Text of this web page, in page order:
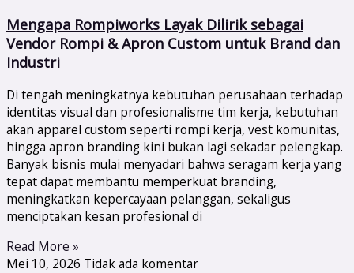
Mengapa Rompiworks Layak Dilirik sebagai
Vendor Rompi & Apron Custom untuk Brand dan
Industri
Di tengah meningkatnya kebutuhan perusahaan terhadap
identitas visual dan profesionalisme tim kerja, kebutuhan
akan apparel custom seperti rompi kerja, vest komunitas,
hingga apron branding kini bukan lagi sekadar pelengkap.
Banyak bisnis mulai menyadari bahwa seragam kerja yang
tepat dapat membantu memperkuat branding,
meningkatkan kepercayaan pelanggan, sekaligus
menciptakan kesan profesional di
Read More »
Mei 10, 2026 Tidak ada komentar